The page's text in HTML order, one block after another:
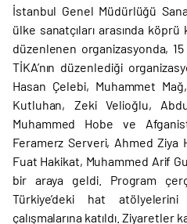
İstanbul Genel Müdürlüğü
ülke sanatçıları arasında köprü
düzenlenen organizasyonda,
TİKA’nın düzenlediği
Hasan Çelebi, Muhammet
Kutluhan, Zeki Velioğlu,
Muhammed Hobe ve
Feramerz Serveri, Ahmed Ziya
Fuat Hakikat, Muhammed Arif
bir araya geldi. Program
Türkiye’deki hat
çalışmalarına katıldı. Ziyaretler